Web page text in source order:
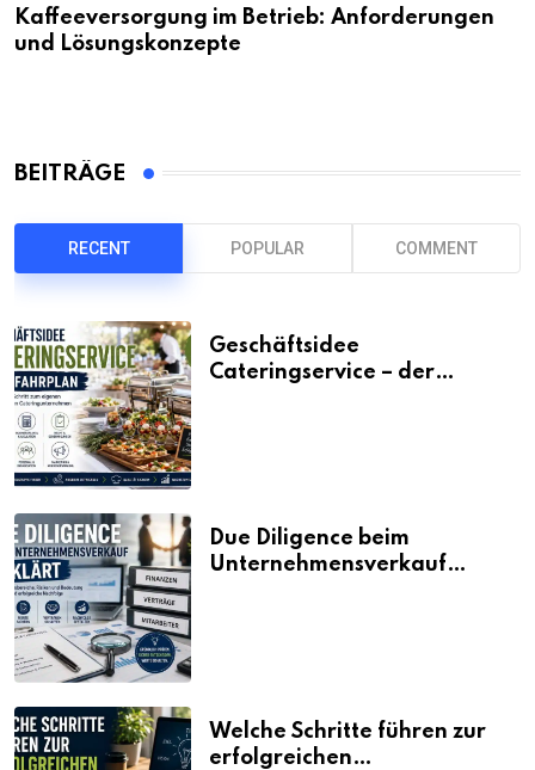
Kaffeeversorgung im Betrieb: Anforderungen
und Lösungskonzepte
BEITRÄGE
RECENT POPULAR COMMENT
Geschäftsidee
Cateringservice – der
Due Diligence beim
Unternehmensverkauf
Welche Schritte führen zur
erfolgreichen